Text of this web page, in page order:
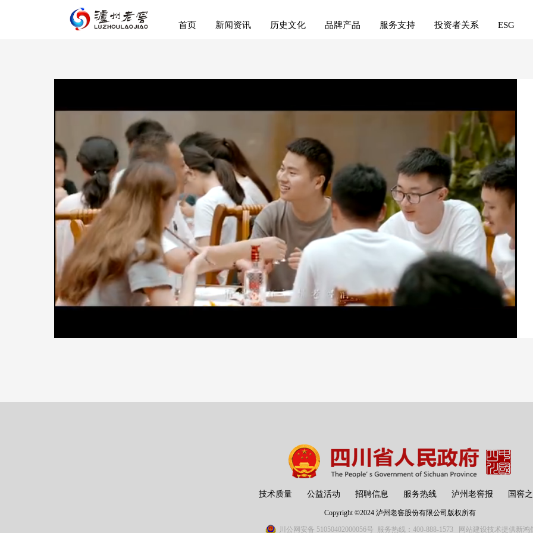
首页 新闻资讯 历史文化 品牌产品 服务支持 投资者关系 ESG
技术质量 公益活动 招聘信息 服务热线 泸州老窖报 国窖
Copyright ©2024 泸州老窖股份有限公司版权所有
川公网安备 51050402000056号 服务热线：400-888-1573 网站建设技术提供新鸿